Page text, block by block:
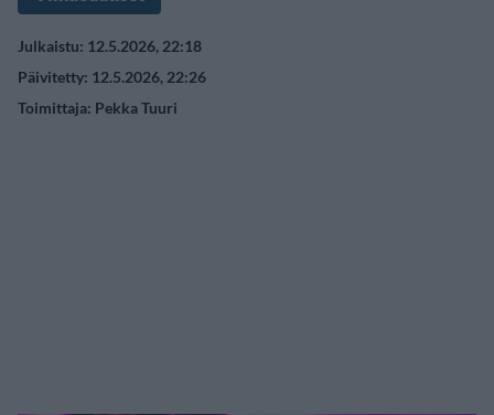
Julkaistu: 12.5.2026, 22:18
Päivitetty: 12.5.2026, 22:26
Toimittaja: Pekka Tuuri